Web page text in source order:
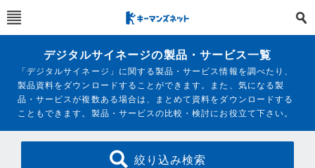
デジタルサイネージの製品・サービス一覧
「デジタルサイネージ」に関する製品・サービス情報を調べたり、
製品資料をダウンロードすることができます。また、気になる製
品・サービスが複数ある場合は、まとめて資料をダウンロードする
こともできます。製品・サービスの比較・検討にお役立て下さい。
絞り込み検索